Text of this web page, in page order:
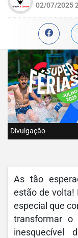
02/07/2025
Divulgação
As tão
estão de volta!
especial que
transformar
inesquecível